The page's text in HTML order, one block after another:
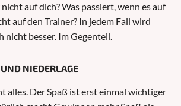
auf dich? Was passiert, wenn es auf
auf den Trainer? In jedem Fall wird
nicht besser. Im Gegenteil.
NIEDERLAGE
alles. Der Spaß ist erst einmal wichtiger